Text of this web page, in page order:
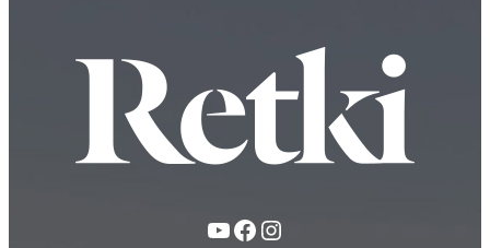
YouTube
FacebookInstagram